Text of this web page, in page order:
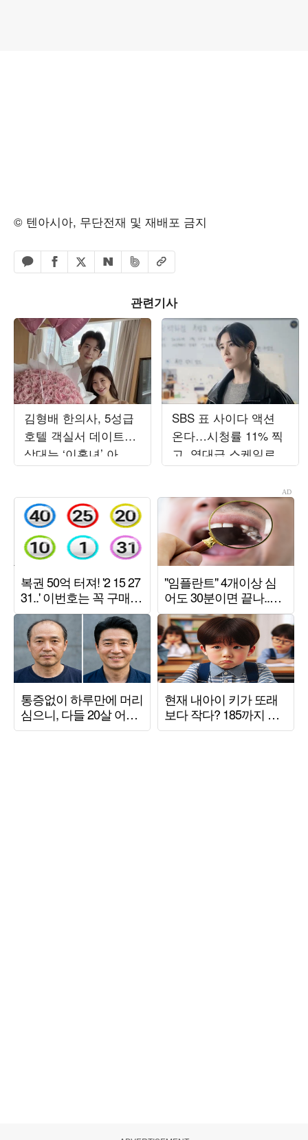
© 텐아시아, 무단전재 및 재배포 금지
카카오톡 공유하기
페이스북 공유하기
엑스 공유하기
네이버 공유하기
밴드 공유하기
URL복사
관련기사
김형배 한의사, 5성급
호텔 객실서 데이트…
상대는 ‘이혼녀’ 아옳
이
SBS 표 사이다 액션
온다…시청률 11% 찍
고, 역대급 스케일로
돌아온 韓 드라마 ('재